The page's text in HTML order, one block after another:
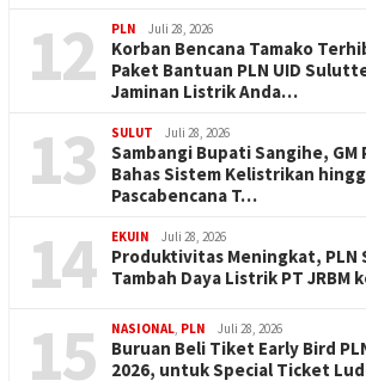
12 PLN Juli 28, 2026
Korban Bencana Tamako
Paket Bantuan PLN UID
Jaminan Listrik Anda…
13 SULUT Juli 28, 2026
Sambangi Bupati Sangihe,
Bahas Sistem Kelistrikan
Pascabencana T…
14 EKUIN Juli 28, 2026
Produktivitas Meningkat,
Tambah Daya Listrik PT JRBM
15 NASIONAL, PLN Juli 28, 2026
Buruan Beli Tiket Early Bird
2026, untuk Special Ticket